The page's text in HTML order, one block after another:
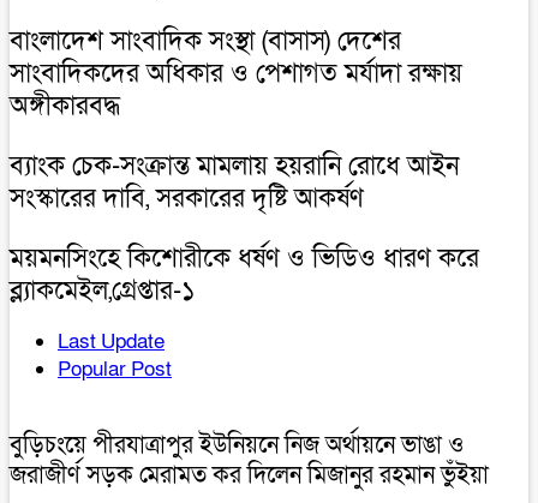
বাংলাদেশ সাংবাদিক সংস্থা (বাসাস) দেশের
সাংবাদিকদের অধিকার ও পেশাগত মর্যাদা রক্ষায়
অঙ্গীকারবদ্ধ
ব্যাংক চেক-সংক্রান্ত মামলায় হয়রানি রোধে আইন
সংস্কারের দাবি, সরকারের দৃষ্টি আকর্ষণ
ময়মনসিংহে কিশোরীকে ধর্ষণ ও ভিডিও ধারণ করে
ব্ল্যাকমেইল,গ্রেপ্তার-১
Last Update
Popular Post
বুড়িচংয়ে পীরযাত্রাপুর ইউনিয়নে নিজ অর্থায়নে ভাঙা ও
জরাজীর্ণ সড়ক মেরামত কর দিলেন মিজানুর রহমান ভুঁইয়া